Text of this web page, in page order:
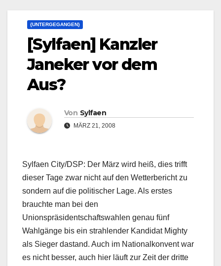
{UNTERGEGANGEN}
[Sylfaen] Kanzler
Janeker vor dem
Aus?
Von Sylfaen
MÄRZ 21, 2008
Sylfaen City/DSP: Der März wird heiß, dies trifft
dieser Tage zwar nicht auf den Wetterbericht zu
sondern auf die politischer Lage. Als erstes
brauchte man bei den
Unionspräsidentschaftswahlen genau fünf
Wahlgänge bis ein strahlender Kandidat Mighty
als Sieger dastand. Auch im Nationalkonvent war
es nicht besser, auch hier läuft zur Zeit der dritte